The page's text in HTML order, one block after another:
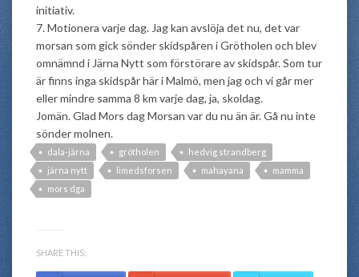
initiativ.
7. Motionera varje dag. Jag kan avslöja det nu, det var
morsan som gick sönder skidspåren i Grötholen och blev
omnämnd i Järna Nytt som förstörare av skidspår. Som tur
är finns inga skidspår här i Malmö, men jag och vi går mer
eller mindre samma 8 km varje dag, ja, skoldag.
Jomän. Glad Mors dag Morsan var du nu än är. Gå nu inte
sönder molnen.
dala-järna grötholen
hedvig strandberg
järna nytt
limedsforsen mahayana
mamma
mors dga
SHARE THIS: